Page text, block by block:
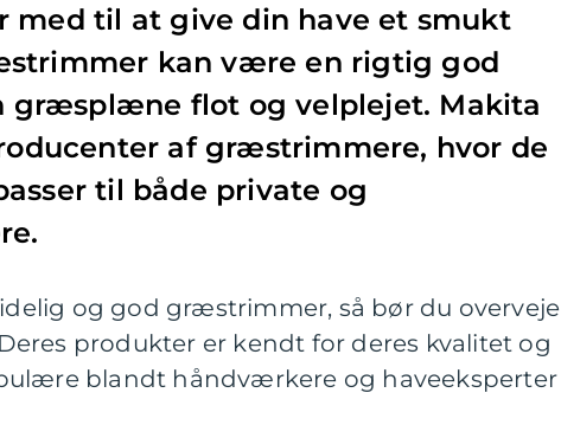
til at give din have et smukt
kan være en rigtig god
flot og velplejet. Makita
af græstrimmere, hvor de
til både private og
og god græstrimmer, så bør du overveje
produkter er kendt for deres kvalitet og
blandt håndværkere og haveeksperter